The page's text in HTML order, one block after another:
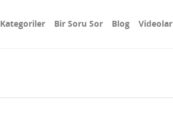
Kategoriler Bir Soru Sor Blog Videolar